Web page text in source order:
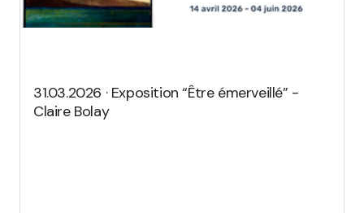
31.03.2026 · Exposition “Être émerveillé” -
Claire Bolay